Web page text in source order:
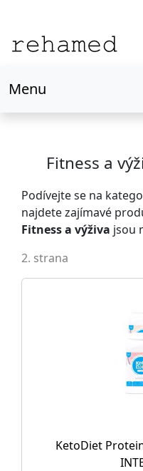
Menu
Fitness a
Podívejte se na
najdete zajímavé
Fitness a výživa jsou
2. strana
KetoDiet